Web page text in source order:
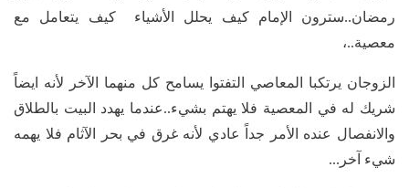
رمضان..سترون الإمام كيف يحلل الأشياء كيف يتعامل مع
معصية..،
الزوجان يرتكبا المعاصي التفتوا يسامح كل منهما الآخر لأنه ايضاً
شريك له في المعصية فلا يهتم بشيء..عندما يهدد البيت بالطلاق
والانفصال عنده الأمر جداً عادي لأنه غرق في بحر الآثام فلا يهمه
شيء آخر...